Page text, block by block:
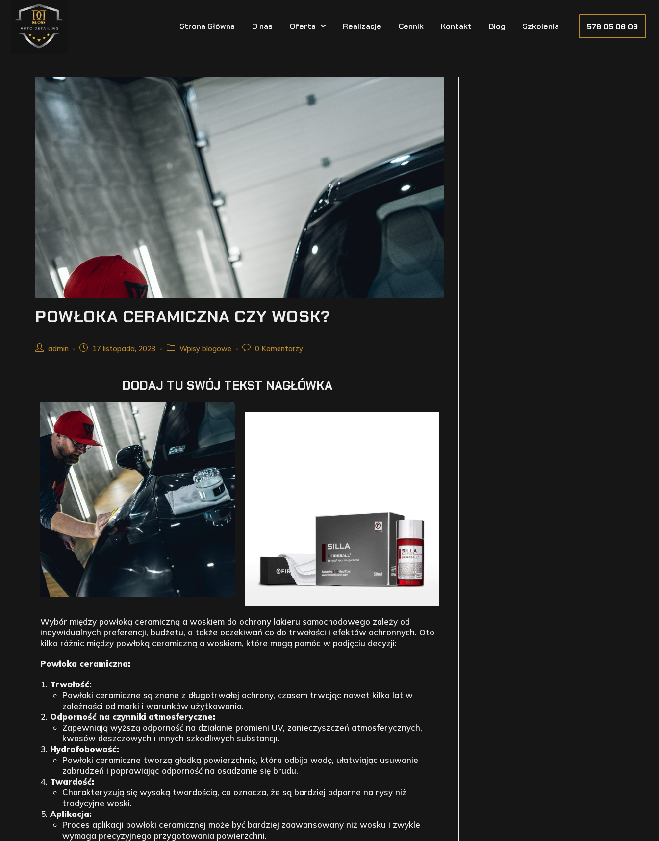
Strona Główna O nas Oferta Realizacje Cennik Kontakt Blog Szkolenia 576 05 06 09
POWŁOKA CERAMICZNA CZY WOSK?
admin 17 listopada, 2023 Wpisy blogowe 0 Komentarzy
DODAJ TU SWÓJ TEKST NAGŁÓWKA
Wybór między powłoką ceramiczną a woskiem do ochrony lakieru samochodowego zależy od
indywidualnych preferencji, budżetu, a także oczekiwań co do trwałości i efektów ochronnych. Oto
kilka różnic między powłoką ceramiczną a woskiem, które mogą pomóc w podjęciu decyzji:
Powłoka ceramiczna:
Trwałość:
Powłoki ceramiczne są znane z długotrwałej ochrony, czasem trwając nawet kilka lat w
zależności od marki i warunków użytkowania.
Odporność na czynniki atmosferyczne:
Zapewniają wyższą odporność na działanie promieni UV, zanieczyszczeń atmosferycznych,
kwasów deszczowych i innych szkodliwych substancji.
Hydrofobowość:
Powłoki ceramiczne tworzą gładką powierzchnię, która odbija wodę, ułatwiając usuwanie
zabrudzeń i poprawiając odporność na osadzanie się brudu.
Twardość:
Charakteryzują się wysoką twardością, co oznacza, że są bardziej odporne na rysy niż
tradycyjne woski.
Aplikacja:
Proces aplikacji powłoki ceramicznej może być bardziej zaawansowany niż wosku i zwykle
wymaga precyzyjnego przygotowania powierzchni.